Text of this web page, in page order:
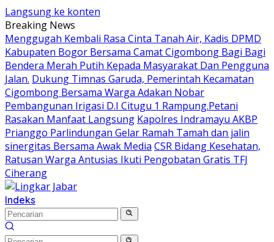
Langsung ke konten
Breaking News
Menggugah Kembali Rasa Cinta Tanah Air, Kadis DPMD
Kabupaten Bogor Bersama Camat Cigombong Bagi Bagi
Bendera Merah Putih Kepada Masyarakat Dan Pengguna
Jalan. Dukung Timnas Garuda, Pemerintah Kecamatan
Cigombong Bersama Warga Adakan Nobar
Pembangunan Irigasi D.I Citugu 1 Rampung.Petani
Rasakan Manfaat Langsung Kapolres Indramayu AKBP
Prianggo Parlindungan Gelar Ramah Tamah dan jalin
sinergitas Bersama Awak Media CSR Bidang Kesehatan,
Ratusan Warga Antusias Ikuti Pengobatan Gratis TFJ
Ciherang
Indeks